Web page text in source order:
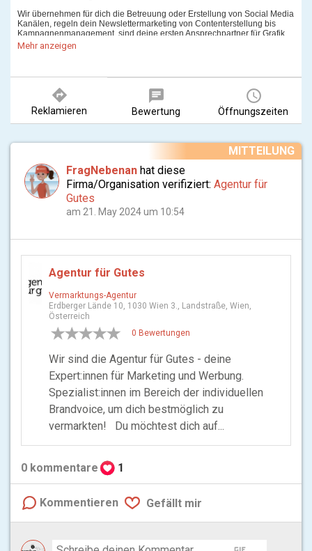
Wir übernehmen für dich die Betreuung oder Erstellung von Social Media
Kanälen, regeln dein Newslettermarketing von Contenterstellung bis
Kampagnenmanagement, sind deine ersten Ansprechpartner für Grafik
und Design Anfragen und verfassen deine PR Texte.
entwickeln mit dir gemeinsam deine Brandvoice inkl. Logo, Visitenkarten,
Bannern oder Werbevideos.
Social Media Marketing
- strategische Nutzung sozialer Medien zur Markenförderung und
Newsletter Marketing:
- effektive Kommunikation und Kundenbindung durch zielgerichtete
- Neukundengewinnung: Fokussierte Konzepte zur
Neukundengewinnung und Lead-Generierung
- Bestandskundenbindung: Erhöhung der Klickzahlen und Steigerung
der Kundeninteraktion durch zielgerichtete Newsletter
- Stand Alone Newsletter: Mit direkter Zielgruppenansprache an exklusive
- Strategischer Content, der Zielgruppen erreicht:
Entwicklung und Umsetzung zielgruppengerechter
Content-Strategien.
- Vielfältige Content-Kreation: Von fesselnden Texten über
beeindruckende Visuals bis hin zu interaktiven
Formaten.
- Multimediales Storytelling: Erzählen Sie Ihre Marke durch Videos,
Podcasts und Bildwelten.
ALARM - Platzprobleme.
Melde dich, wenn du dazu mehr wissen willst!
Maximale Präsenz
B2B/B2C Marketing
gezielte Strategien für verschiedene Marktsegmente
Consulting:
- fachkundige Beratung für effektives Marketing
- Aufbau umfassender Marketingpläne
- digitale Präsenz maximieren
Performance Marketing:
- ergebnisorientierte Werbemaßnahmen
Mehr anzeigen
directions
Reklamieren
chat
Bewertung
query_builder
Öffnungszeiten
MITTEILUNG
FragNebenan hat diese
Firma/Organisation verifiziert: Agentur für
Gutes
am 21. May 2024 um 10:54
Agentur für Gutes
Vermarktungs-Agentur
Erdberger Lände 10, 1030 Wien 3., Landstraße, Wien,
Österreich
0 Bewertungen
Wir sind die Agentur für Gutes - deine
Expert:innen für Marketing und Werbung.
Spezialist:innen im Bereich der individuellen
Brandvoice, um dich bestmöglich zu
vermarkten! Du möchtest dich auf...
0 kommentare 1
Kommentieren Gefällt mir